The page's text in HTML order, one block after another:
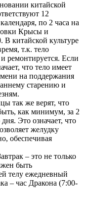
китайской
12
по 2 часа на
Крысы и
В китайской культуре
т.к. тело
и ремонтируется. Если
что тело имеет
на поддержания
старению и
так же верят, что
как минимум, за 2
Это означает, что
желудку
обеспечивая
– это не только
быть
телу ежедневный
– час Дракона (7:00-